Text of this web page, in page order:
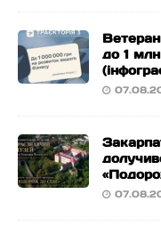
до 1